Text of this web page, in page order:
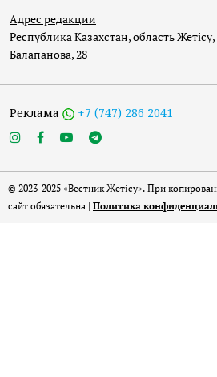
Адрес редакции
Республика Казахстан, область
Балапанова, 28
Реклама +7 (747) 286 2041
© 2023-2025 «Вестник Жетісу». При
сайт обязательна | Политика